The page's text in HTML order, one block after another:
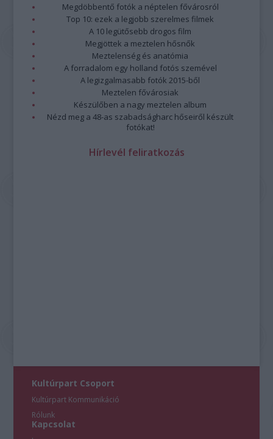
Megdöbbentő fotók a néptelen fővárosról
Top 10: ezek a legjobb szerelmes filmek
A 10 legütősebb drogos film
Megjöttek a meztelen hősnők
Meztelenség és anatómia
A forradalom egy holland fotós szemével
A legizgalmasabb fotók 2015-ből
Meztelen fővárosiak
Készülőben a nagy meztelen album
Nézd meg a 48-as szabadságharc hőseiről készült
fotókat!
Hírlevél feliratkozás
Kultúrpart Csoport
Kultúrpart Kommunikáció
Rólunk
Kapcsolat